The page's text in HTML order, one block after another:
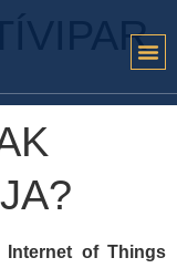
Internet of Things